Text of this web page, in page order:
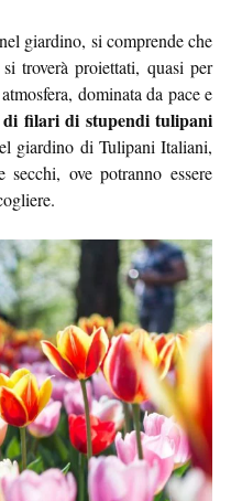
giardino, si comprende che
troverà proiettati, quasi per
dominata da pace e
filari di stupendi tulipani
giardino di Tulipani Italiani,
ove potranno essere